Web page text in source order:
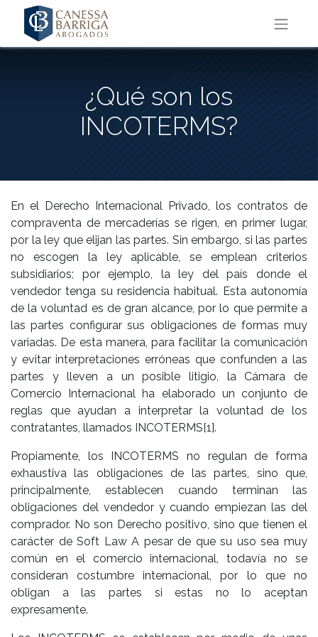
¿Qué son los
INCOTERMS?
En el Derecho Internacional Privado, los contratos de
compraventa de mercaderías se rigen, en primer lugar,
por la ley que elijan las partes. Sin embargo, si las partes
no escogen la ley aplicable, se emplean criterios
subsidiarios; por ejemplo, la ley del país donde el
vendedor tenga su residencia habitual. Esta autonomía
de la voluntad es de gran alcance, por lo que permite a
las partes configurar sus obligaciones de formas muy
variadas. De esta manera, para facilitar la comunicación
y evitar interpretaciones erróneas que confunden a las
partes y lleven a un posible litigio, la Cámara de
Comercio Internacional ha elaborado un conjunto de
reglas que ayudan a interpretar la voluntad de los
contratantes, llamados INCOTERMS[1].
Propiamente, los INCOTERMS no regulan de forma
exhaustiva las obligaciones de las partes, sino que,
principalmente, establecen cuando terminan las
obligaciones del vendedor y cuando empiezan las del
comprador. No son Derecho positivo, sino que tienen el
carácter de Soft Law A pesar de que su uso sea muy
común en el comercio internacional, todavía no se
consideran costumbre internacional, por lo que no
obligan a las partes si estas no lo aceptan
expresamente.